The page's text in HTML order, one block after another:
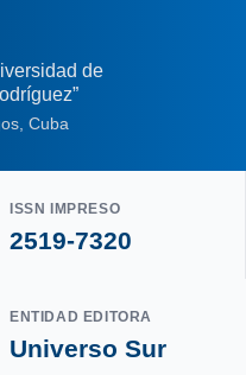
de
Cuba
ISSN IMPRESO
2519-7320
ENTIDAD EDITORA
Universo Sur